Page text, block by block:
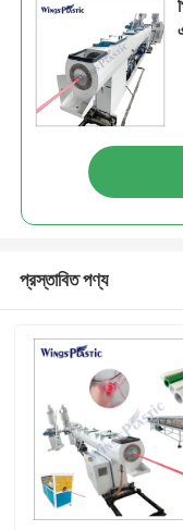
প্রস্তাবিত পণ্য